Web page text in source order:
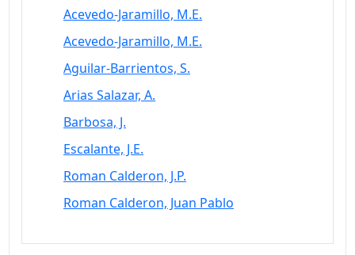
Acevedo-Jaramillo, M.E.
Acevedo-Jaramillo, M.E.
Aguilar-Barrientos, S.
Arias Salazar, A.
Barbosa, J.
Escalante, J.E.
Roman Calderon, J.P.
Roman Calderon, Juan Pablo